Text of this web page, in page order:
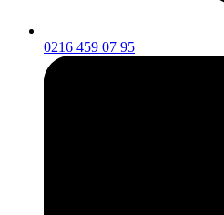
0216 459 07 95